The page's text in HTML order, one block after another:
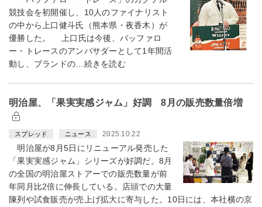
競技会を初開催し、10人のファイナリスト
の中から上口健斗氏（熊本県・夜香木）が
優勝した。 上口氏は今後、バッファロ
ー・トレースのアンバサダーとして1年間活
動し、ブランドの…続きを読む
明治屋、「果実実感ジャム」好調 8月の販売数量倍増
スプレッド ニュース 2025.10.22
明治屋が8月5日にリニューアル発売した
「果実実感ジャム」シリーズが好調だ。8月
の全国の明治屋ストアーでの販売数量が前
年同月比2倍に伸長している。店頭での大量
陳列や試食販売が売上げ拡大に寄与した。10日には、本社横の京